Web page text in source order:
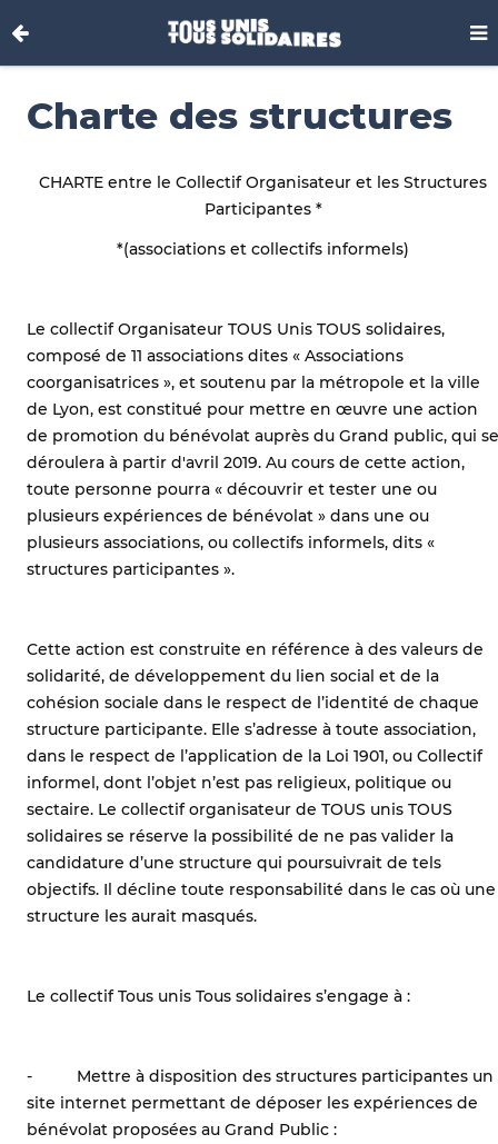
Charte des structures
CHARTE entre le Collectif Organisateur et les Structures
Participantes *
*(associations et collectifs informels)
Le collectif Organisateur TOUS Unis TOUS solidaires,
composé de 11 associations dites « Associations
coorganisatrices », et soutenu par la métropole et la ville
de Lyon, est constitué pour mettre en œuvre une action
de promotion du bénévolat auprès du Grand public, qui se
déroulera à partir d'avril 2019. Au cours de cette action,
toute personne pourra « découvrir et tester une ou
plusieurs expériences de bénévolat » dans une ou
plusieurs associations, ou collectifs informels, dits «
structures participantes ».
Cette action est construite en référence à des valeurs de
solidarité, de développement du lien social et de la
cohésion sociale dans le respect de l’identité de chaque
structure participante. Elle s’adresse à toute association,
dans le respect de l’application de la Loi 1901, ou Collectif
informel, dont l’objet n’est pas religieux, politique ou
sectaire. Le collectif organisateur de TOUS unis TOUS
solidaires se réserve la possibilité de ne pas valider la
candidature d’une structure qui poursuivrait de tels
objectifs. Il décline toute responsabilité dans le cas où une
structure les aurait masqués.
Le collectif Tous unis Tous solidaires s’engage à :
- Mettre à disposition des structures participantes un
site internet permettant de déposer les expériences de
bénévolat proposées au Grand Public :